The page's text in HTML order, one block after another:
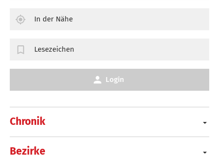
Chronik
Bezirke
In der Nähe
Lesezeichen
Login